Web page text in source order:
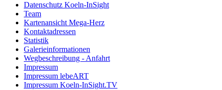
Datenschutz Koeln-InSight
Team
Kartenansicht Mega-Herz
Kontaktadressen
Statistik
Galerieinformationen
Wegbeschreibung - Anfahrt
Impressum
Impressum lebeART
Impressum Koeln-InSight.TV